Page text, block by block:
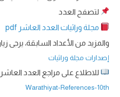
لتصفح العدد
مجلة وراثيات العدد العاشر pdf
والمزيد من الأعداد السابقة، يرجى
إصدارات مجلة وراثيات
للاطلاع على مراجع العدد
Warathiyat-References-10th